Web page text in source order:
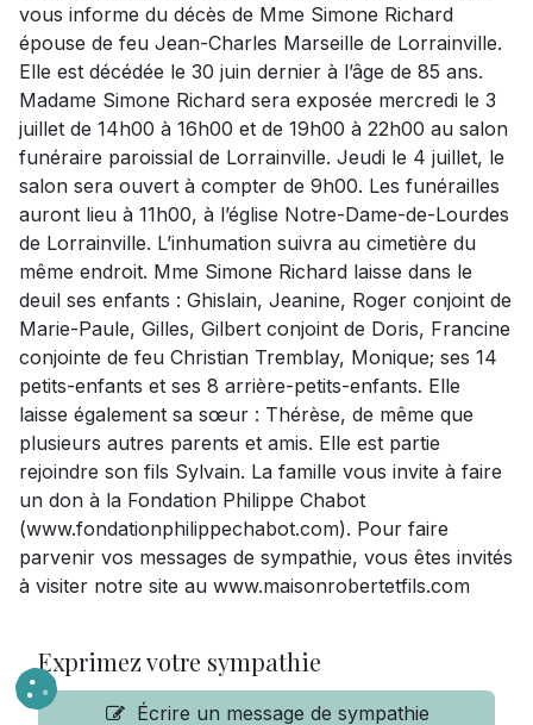
vous informe du décès de Mme Simone Richard
épouse de feu Jean-Charles Marseille de Lorrainville.
Elle est décédée le 30 juin dernier à l’âge de 85 ans.
Madame Simone Richard sera exposée mercredi le 3
juillet de 14h00 à 16h00 et de 19h00 à 22h00 au salon
funéraire paroissial de Lorrainville. Jeudi le 4 juillet, le
salon sera ouvert à compter de 9h00. Les funérailles
auront lieu à 11h00, à l’église Notre-Dame-de-Lourdes
de Lorrainville. L’inhumation suivra au cimetière du
même endroit. Mme Simone Richard laisse dans le
deuil ses enfants : Ghislain, Jeanine, Roger conjoint de
Marie-Paule, Gilles, Gilbert conjoint de Doris, Francine
conjointe de feu Christian Tremblay, Monique; ses 14
petits-enfants et ses 8 arrière-petits-enfants. Elle
laisse également sa sœur : Thérèse, de même que
plusieurs autres parents et amis. Elle est partie
rejoindre son fils Sylvain. La famille vous invite à faire
un don à la Fondation Philippe Chabot
(www.fondationphilippechabot.com). Pour faire
parvenir vos messages de sympathie, vous êtes invités
à visiter notre site au www.maisonrobertetfils.com
Exprimez votre sympathie
Écrire un message de sympathie